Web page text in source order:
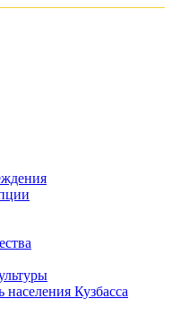
Кузбасса